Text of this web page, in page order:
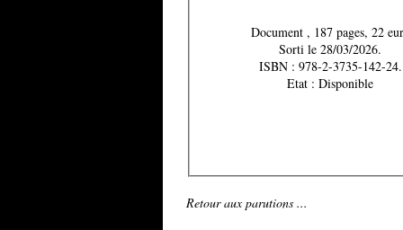
Document , 187 pages, 22
Sorti le 28/03/2026.
ISBN : 978-2-3735-142-24.
Etat : Disponible
Retour aux parutions ...